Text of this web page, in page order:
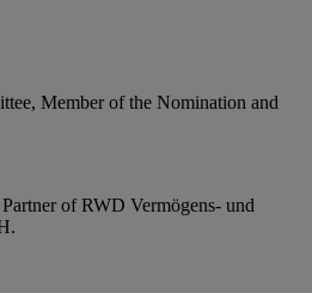
Member of the Nomination and
of RWD Vermögens- und